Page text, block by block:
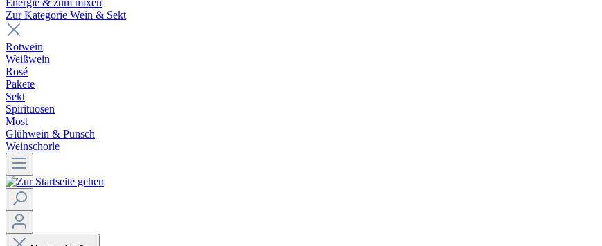
Energie & zum mixen
Zur Kategorie Wein & Sekt
Rotwein
Weißwein
Rosé
Pakete
Sekt
Spirituosen
Most
Glühwein & Punsch
Weinschorle